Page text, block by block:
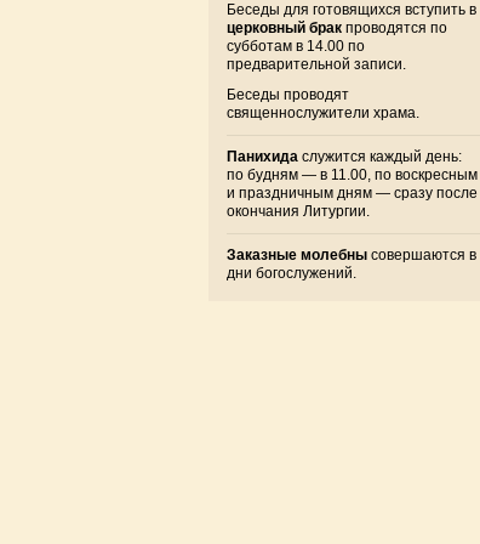
Беседы для готовящихся вступить в
церковный брак проводятся по
субботам в 14.00 по
предварительной записи.
Беседы проводят
священнослужители храма.
Панихида служится каждый день:
по будням — в 11.00, по воскресным
и праздничным дням — сразу после
окончания Литургии.
Заказные молебны совершаются в
дни богослужений.